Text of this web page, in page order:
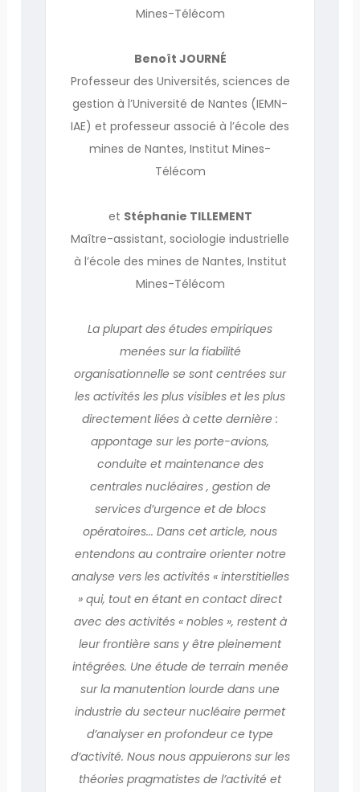
Mines-Télécom
Benoît JOURNÉ
Professeur des Universités, sciences de
gestion à l’Université de Nantes (IEMN-
IAE) et professeur associé à l’école des
mines de Nantes, Institut Mines-
Télécom
et Stéphanie TILLEMENT
Maître-assistant, sociologie industrielle
à l’école des mines de Nantes, Institut
Mines-Télécom
La plupart des études empiriques
menées sur la fiabilité
organisationnelle se sont centrées sur
les activités les plus visibles et les plus
directement liées à cette dernière :
appontage sur les porte-avions,
conduite et maintenance des
centrales nucléaires , gestion de
services d’urgence et de blocs
opératoires... Dans cet article, nous
entendons au contraire orienter notre
analyse vers les activités « interstitielles
» qui, tout en étant en contact direct
avec des activités « nobles », restent à
leur frontière sans y être pleinement
intégrées. Une étude de terrain menée
sur la manutention lourde dans une
industrie du secteur nucléaire permet
d’analyser en profondeur ce type
d’activité. Nous nous appuierons sur les
théories pragmatistes de l’activité et